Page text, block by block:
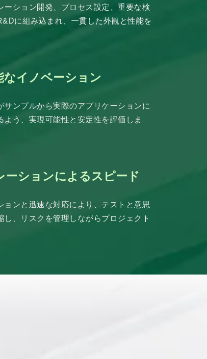
ーション開発、プロセス設定、重要な検
に組み込まれ、一貫した外観と性能を
なイノベーション
サンプルから実際のアプリケーションに
よう、実現可能性と安定性を評価しま
ーションによるスピード
ョンと迅速な対応により、テストと意思
し、リスクを管理しながらプロジェクト